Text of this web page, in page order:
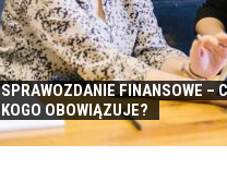
SPRAWOZDANIE FINANSOWE –
KOGO OBOWIĄZUJE?